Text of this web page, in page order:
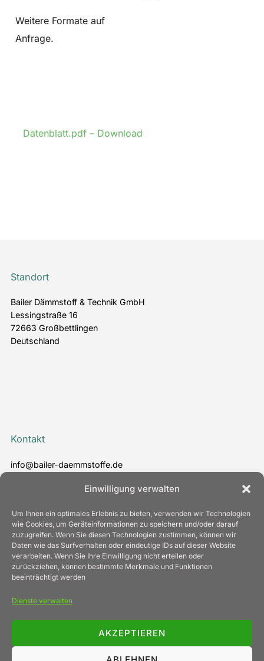
Einwilligung verwalten
Um Ihnen ein optimales Erlebnis zu bieten, verwenden wir Technologien
wie Cookies, um Geräteinformationen zu speichern und/oder darauf
zuzugreifen. Wenn Sie diesen Technologien zustimmen, können wir
Daten wie das Surfverhalten oder eindeutige IDs auf dieser Website
verarbeiten. Wenn Sie Ihre Einwilligung nicht erteilen oder
zurückziehen, können bestimmte Merkmale und Funktionen
beeinträchtigt werden
Dienste verwalten
AKZEPTIEREN
Weitere Formate auf
Anfrage.
Datenblatt.pdf – Download
Standort
Bailer Dämmstoff & Technik GmbH
Lessingstraße 16
72663 Großbettlingen
Deutschland
Kontakt
info@bailer-daemmstoffe.de
T. +49 7022 24 30 - 0
Informationen
Impressum
Cookie Richtlinie